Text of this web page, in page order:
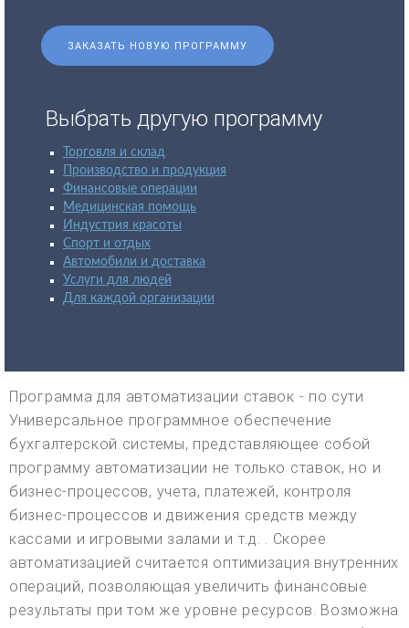
ЗАКАЗАТЬ НОВУЮ ПРОГРАММУ
Выбрать другую программу
Торговля и склад
Производство и продукция
Финансовые операции
Медицинская помощь
Индустрия красоты
Спорт и отдых
Автомобили и доставка
Услуги для людей
Для каждой организации
Программа для автоматизации ставок - по сути
Универсальное программное обеспечение
бухгалтерской системы, представляющее собой
программу автоматизации не только ставок, но и
бизнес-процессов, учета, платежей, контроля
бизнес-процессов и движения средств между
кассами и игровыми залами и т.д. . Скорее
автоматизацией считается оптимизация внутренних
операций, позволяющая увеличить финансовые
результаты при том же уровне ресурсов. Возможна